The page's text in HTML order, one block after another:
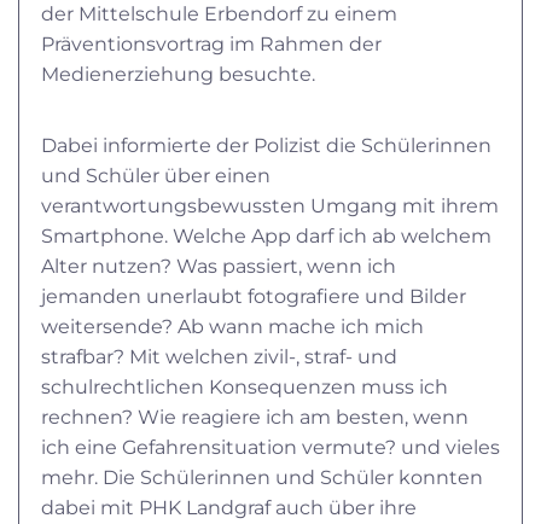
der Mittelschule Erbendorf zu einem
Präventionsvortrag im Rahmen der
Medienerziehung besuchte.
Dabei informierte der Polizist die Schülerinnen
und Schüler über einen
verantwortungsbewussten Umgang mit ihrem
Smartphone. Welche App darf ich ab welchem
Alter nutzen? Was passiert, wenn ich
jemanden unerlaubt fotografiere und Bilder
weitersende? Ab wann mache ich mich
strafbar? Mit welchen zivil-, straf- und
schulrechtlichen Konsequenzen muss ich
rechnen? Wie reagiere ich am besten, wenn
ich eine Gefahrensituation vermute? und vieles
mehr. Die Schülerinnen und Schüler konnten
dabei mit PHK Landgraf auch über ihre